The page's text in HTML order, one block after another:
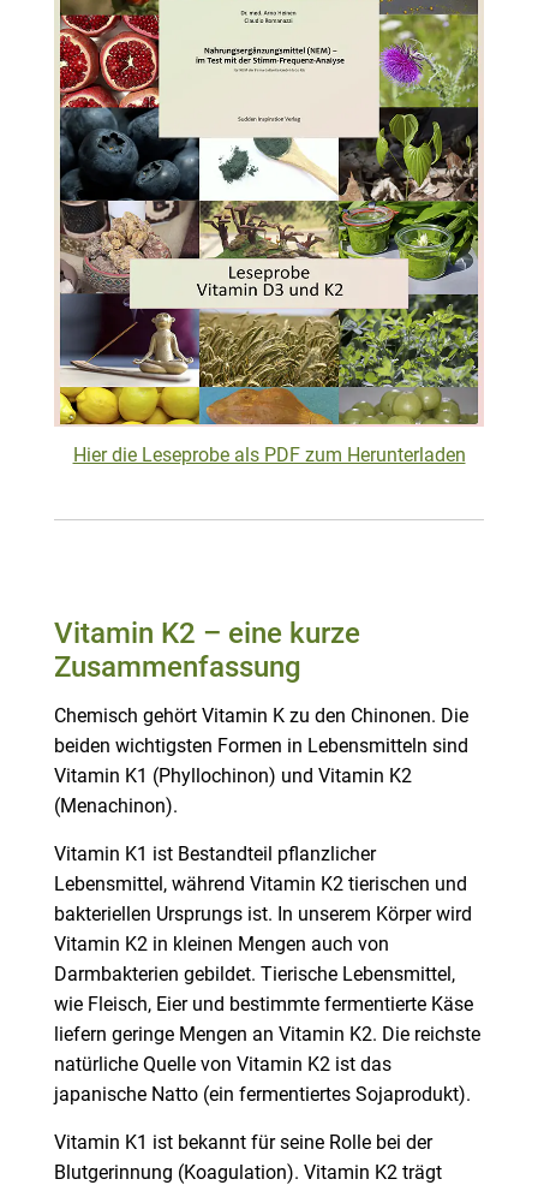
Hier die Leseprobe als PDF zum Herunterladen
Vitamin K2 – eine kurze
Zusammenfassung
Chemisch gehört Vitamin K zu den Chinonen. Die
beiden wichtigsten Formen in Lebensmitteln sind
Vitamin K1 (Phyllochinon) und Vitamin K2
(Menachinon).
Vitamin K1 ist Bestandteil pflanzlicher
Lebensmittel, während Vitamin K2 tierischen und
bakteriellen Ursprungs ist. In unserem Körper wird
Vitamin K2 in kleinen Mengen auch von
Darmbakterien gebildet. Tierische Lebensmittel,
wie Fleisch, Eier und bestimmte fermentierte Käse
liefern geringe Mengen an Vitamin K2. Die reichste
natürliche Quelle von Vitamin K2 ist das
japanische Natto (ein fermentiertes Sojaprodukt).
Vitamin K1 ist bekannt für seine Rolle bei der
Blutgerinnung (Koagulation). Vitamin K2 trägt